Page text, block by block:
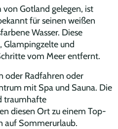
Gotland gelegen, ist
für seinen weißen
Wasser. Diese
Glampingzelte und
vom Meer entfernt.
oder Radfahren oder
mit Spa und Sauna. Die
traumhafte
diesen Ort zu einem Top-
auf Sommerurlaub.